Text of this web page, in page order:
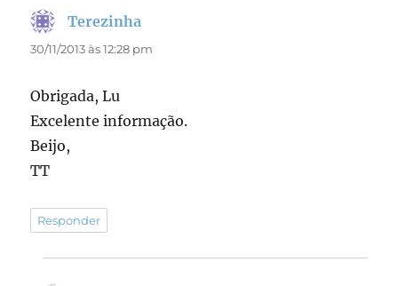
Terezinha
30/11/2013 às 12:28 pm
Obrigada, Lu
Excelente informação.
Beijo,
TT
Responder